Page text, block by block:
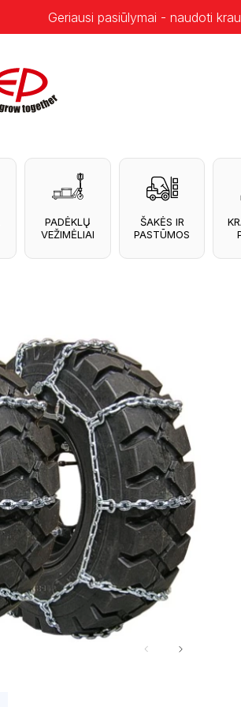
Geriausi pasiūlymai - naudoti
PADĖKLŲ
VEŽIMĖLIAI
ŠAKĖS IR
PASTŪMOS